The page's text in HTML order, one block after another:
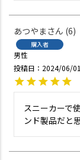
あつやま 6
購入者
男性
投稿日
2024/06/01
スニーカーで
ンド製品だと